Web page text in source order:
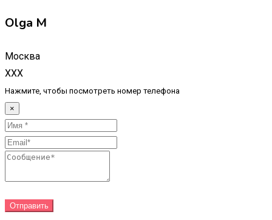
Olga M
Москва
XXX
Нажмите, чтобы посмотреть номер телефона
×
Отправить